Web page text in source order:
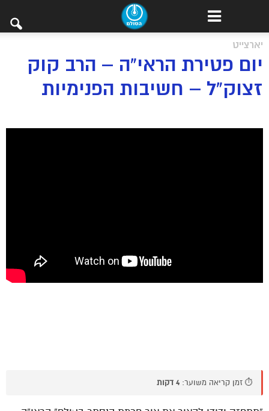
יארצייט
יום פטירת הראי”ה – הרב קוק
זצוק”ל – חשיבות הפנימיות
⏱️ זמן קריאה משוער: 4 דקות